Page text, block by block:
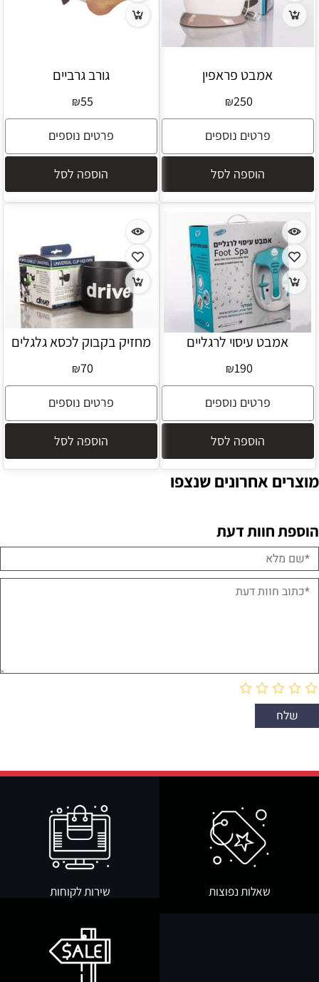
אמבט פראפין
₪250
פרטים נוספים
הוספה לסל
גורב גרביים
₪55
פרטים נוספים
הוספה לסל
אמבט עיסוי לרגליים
₪190
פרטים נוספים
הוספה לסל
מחזיק בקבוק לכסא גלגלים
₪70
פרטים נוספים
הוספה לסל
מוצרים אחרונים שנצפו
הוספת חוות דעת
שאלות נפוצות שירות לקוחות